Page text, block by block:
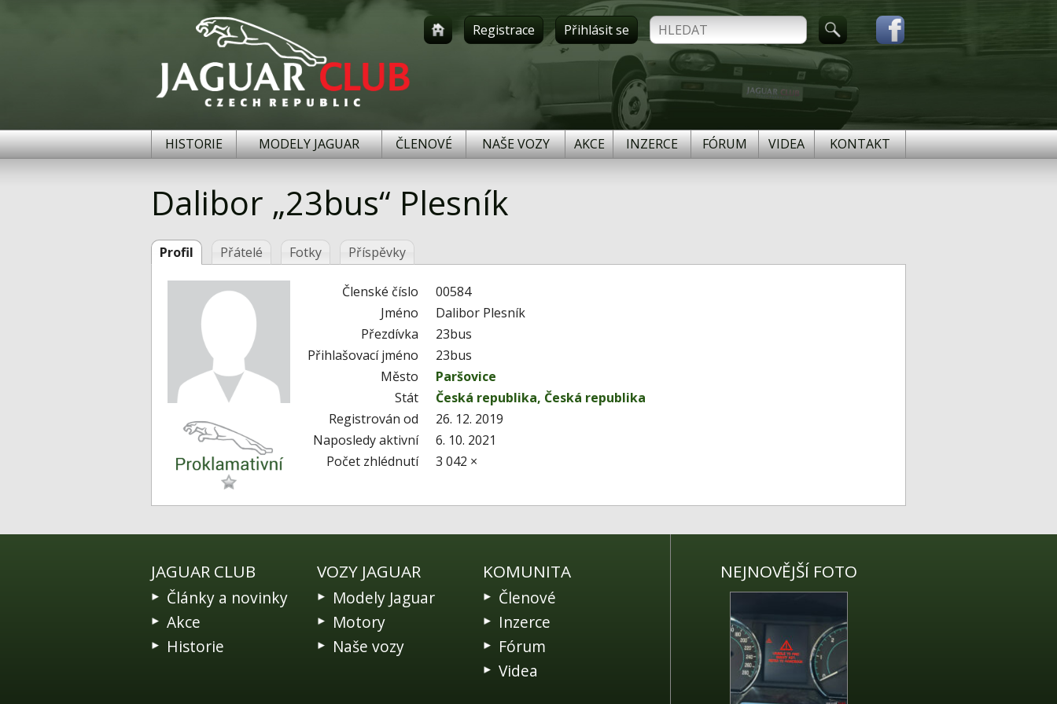
Registrace Přihlásit se
HISTORIE MODELY JAGUAR ČLENOVÉ NAŠE VOZY AKCE INZERCE FÓRUM VIDEA KONTAKT
Dalibor „23bus“ Plesník
Profil Přátelé Fotky Příspěvky
Členské číslo
00584
Jméno
Dalibor Plesník
Přezdívka
23bus
Přihlašovací jméno
23bus
Město
Paršovice
Stát
Česká republika, Česká republika
Registrován od
26. 12. 2019
Naposledy aktivní
6. 10. 2021
Počet zhlédnutí
3 042 ×
JAGUAR CLUB
Články a novinky
Akce
Historie
VOZY JAGUAR
Modely Jaguar
Motory
Naše vozy
KOMUNITA
Členové
Inzerce
Fórum
Videa
NEJNOVĚJŠÍ FOTO